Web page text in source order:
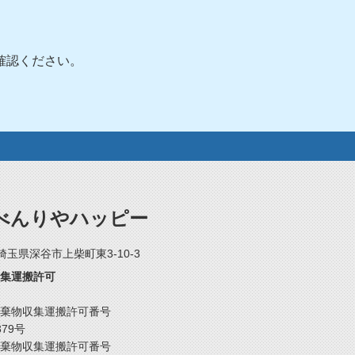
認ください。
んりやハッピー
玉県深谷市上柴町東3-10-3
運搬許可
物収集運搬許可番号
号
物収集運搬許可番号